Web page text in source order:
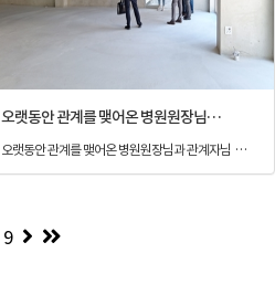
오랫동안 관계를 맺어온 병원원장님과 관계자님
오랫동안 관계를 맺어온 병원원장님과 관계자님 꼭 반듯이 찾아드리겠습니다. 대형 병원매수 / 임차
9